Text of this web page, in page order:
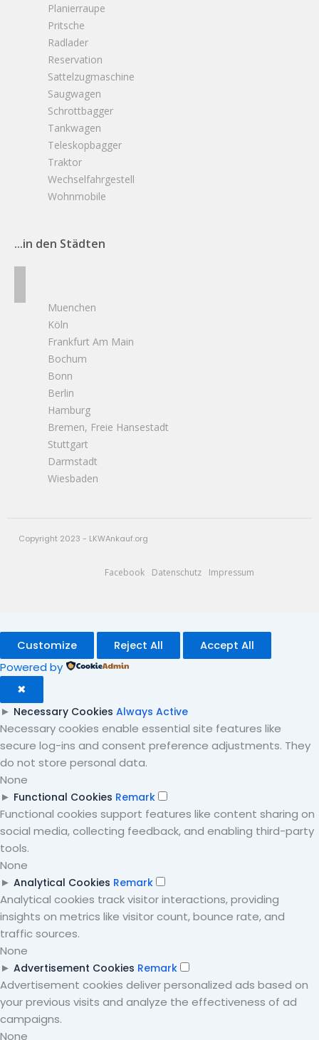
Planierraupe
Pritsche
Radlader
Reservation
Sattelzugmaschine
Saugwagen
Schrottbagger
Tankwagen
Teleskopbagger
Traktor
Wechselfahrgestell
Wohnmobile
...in den Städten
Muenchen
Köln
Frankfurt Am Main
Bochum
Bonn
Berlin
Hamburg
Bremen, Freie Hansestadt
Stuttgart
Darmstadt
Wiesbaden
Copyright 2023 - LKWAnkauf.org
Facebook Datenschutz Impressum
Customize Reject All Accept All
Powered by
✖
► Necessary Cookies Always Active
Necessary cookies enable essential site features like
secure log-ins and consent preference adjustments. They
do not store personal data.
None
► Functional Cookies Remark
Functional cookies support features like content sharing on
social media, collecting feedback, and enabling third-party
tools.
None
► Analytical Cookies Remark
Analytical cookies track visitor interactions, providing
insights on metrics like visitor count, bounce rate, and
traffic sources.
None
► Advertisement Cookies Remark
Advertisement cookies deliver personalized ads based on
your previous visits and analyze the effectiveness of ad
campaigns.
None